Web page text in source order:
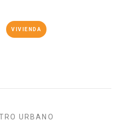
VIVIENDA
URBANO